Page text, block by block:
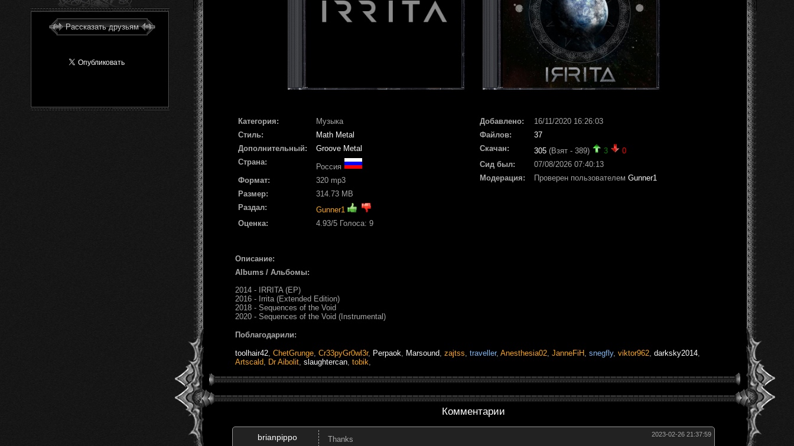
Рассказать друзьям
Категория:
Музыка
Стиль:
Math Metal
Дополнительный:
Groove Metal
Страна:
Россия
Формат:
320 mp3
Размер:
314.73 MB
Раздал:
Gunner1
Оценка:
4.93/5 Голоса: 9
Добавлено:
16/11/2020 16:26:03
Файлов:
37
Скачан:
305 (Взят - 389) 3
0
Сид был:
07/08/2026 07:40:13
Модерация:
Проверен пользователем Gunner1
Описание:
Albums / Альбомы:
2014 - IRRITA (EP)
2016 - Irrita (Extended Edition)
2018 - Sequences of the Void
2020 - Sequences of the Void (Instrumental)
Поблагодарили:
toolhair42 ChetGrunge Cr33pyGr0wl3r, Perpaok Marsound zajtss traveller, Anesthesia02 JanneFiH snegfly, viktor962 darksky2014
Artscald
Dr Aibolit slaughtercan tobik
Комментарии
brianpippo 2023-02-26 21:37:59
Thanks